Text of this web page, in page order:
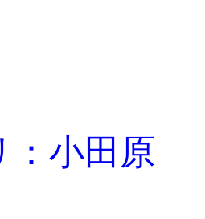
：小田原